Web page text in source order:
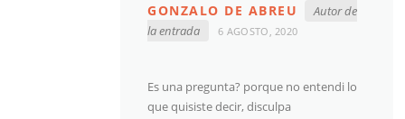
GONZALO DE ABREU
Autor de
la entrada
6 AGOSTO, 2020
Es una pregunta? porque no entendi lo
que quisiste decir, disculpa